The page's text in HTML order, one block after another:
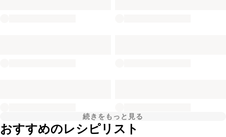
続きをもっと見る
おすすめのレシピリスト